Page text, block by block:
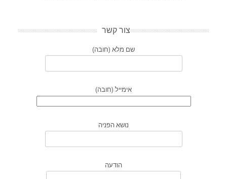
צור קשר
שם מלא (חובה)
אימייל (חובה)
נושא הפניה
הודעה